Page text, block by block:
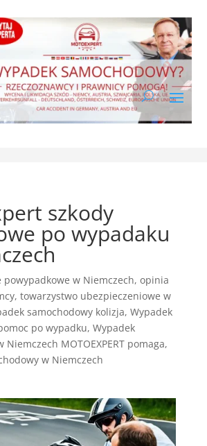
szkody
po wypadaku
powypadkowe w Niemczech, opinia
, towarzystwo ubezpieczeniowe w
samochodowy kolizja, Wypadek
po wypadku, Wypadek
Niemczech MOTOEXPERT pomaga,
w Niemczech